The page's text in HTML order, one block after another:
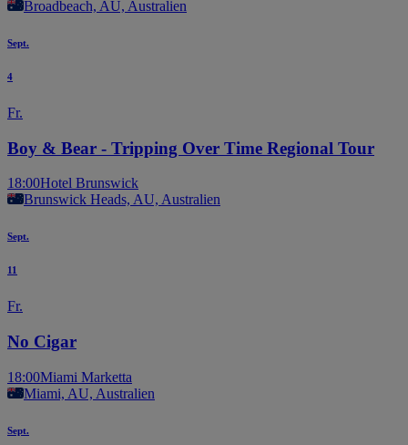
Broadbeach, AU, Australien
Sept.
4
Fr.
Boy & Bear - Tripping Over Time Regional Tour
18:00Hotel Brunswick
Brunswick Heads, AU, Australien
Sept.
11
Fr.
No Cigar
18:00Miami Marketta
Miami, AU, Australien
Sept.